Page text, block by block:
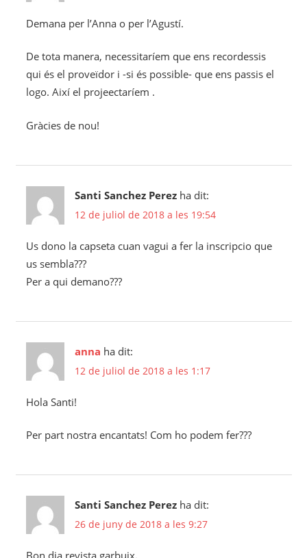
Demana per l’Anna o per l’Agustí.
De tota manera, necessitaríem que ens recordessis
qui és el proveïdor i -si és possible- que ens passis el
logo. Així el projeectaríem .
Gràcies de nou!
Santi Sanchez Perez ha dit:
12 de juliol de 2018 a les 19:54
Us dono la capseta cuan vagui a fer la inscripcio que
us sembla???
Per a qui demano???
anna ha dit:
12 de juliol de 2018 a les 1:17
Hola Santi!
Per part nostra encantats! Com ho podem fer???
Santi Sanchez Perez ha dit:
26 de juny de 2018 a les 9:27